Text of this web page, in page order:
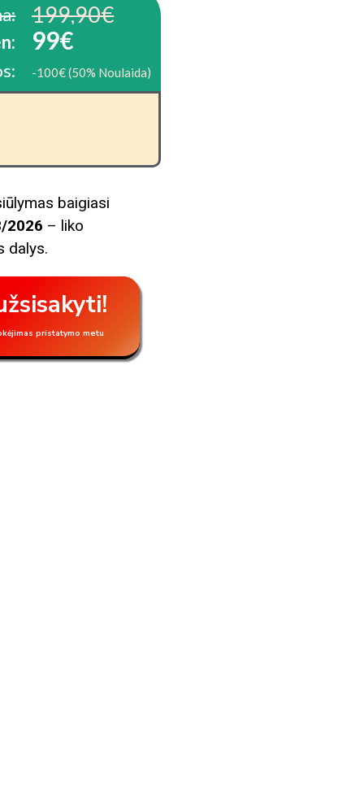
199,90€
99€
-100€ (50% Noulaida)
baigiasi
2026 – liko
dalys.
pristatymo metu